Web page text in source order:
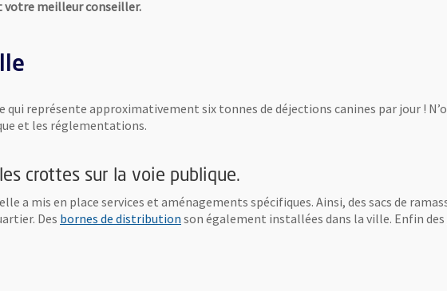
meilleur conseiller.
qui représente approximativement six tonnes de déjections canines par jour !
et les réglementations.
crottes sur la voie publique.
a mis en place services et aménagements spécifiques. Ainsi, des sacs de
Des bornes de distribution son également installées dans la ville. Enfin des